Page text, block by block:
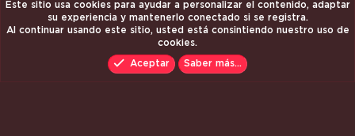
Términos y reglas Política de privacidad
Ayuda
Inicio
S
© 2019-2026 Nani Kore
Este sitio usa cookies para ayudar a personalizar el contenido, adaptar
su experiencia y mantenerlo conectado si se registra.
Al continuar usando este sitio, usted está consintiendo nuestro uso de
cookies.
Aceptar Saber más…